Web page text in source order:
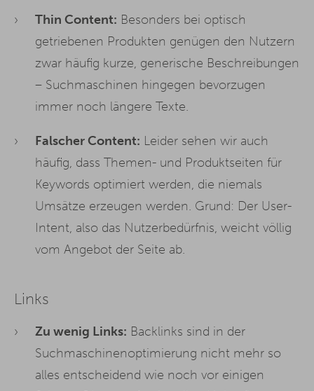
Thin Content: Besonders bei optisch
getriebenen Produkten genügen den Nutzern
zwar häufig kurze, generische Beschreibungen
– Suchmaschinen hingegen bevorzugen
immer noch längere Texte.
Falscher Content: Leider sehen wir auch
häufig, dass Themen- und Produktseiten für
Keywords optimiert werden, die niemals
Umsätze erzeugen werden. Grund: Der User-
Intent, also das Nutzerbedürfnis, weicht völlig
vom Angebot der Seite ab.
Links
Zu wenig Links: Backlinks sind in der
Suchmaschinenoptimierung nicht mehr so
alles entscheidend wie noch vor einigen